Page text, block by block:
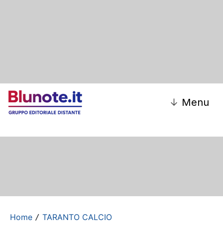
↓ Menu
Home / TARANTO CALCIO